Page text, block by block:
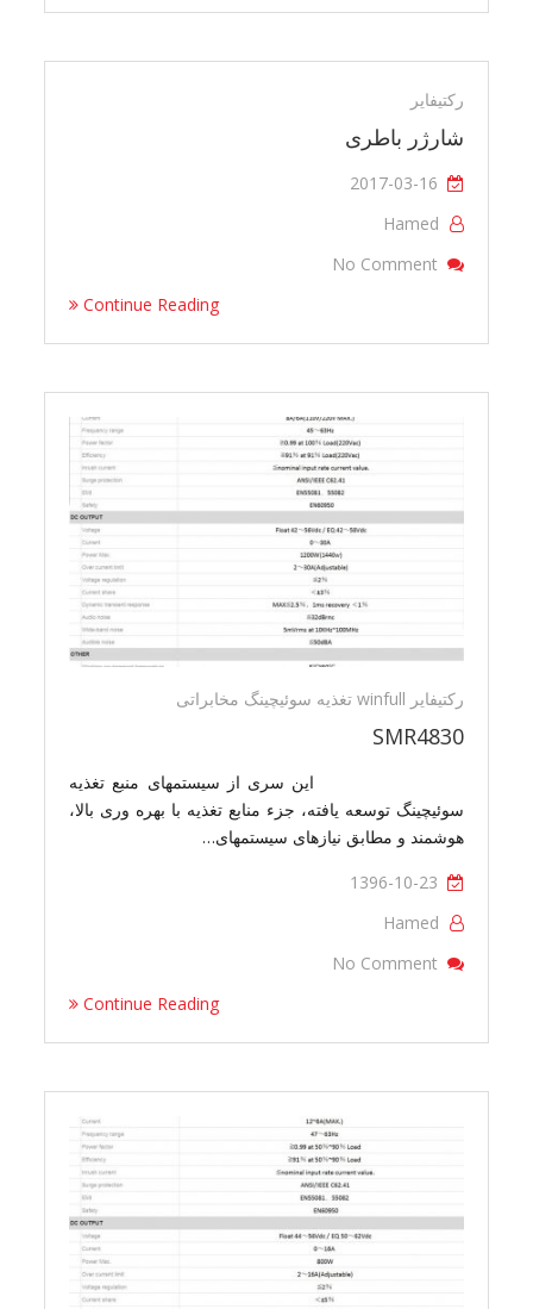
رکتیفایر
شارژر باطری
2017-03-16
Hamed
No Comment
Continue Reading
رکتیفایر winfull تغذیه سوئیچینگ مخابراتی
SMR4830
این سری از سیستمهای منبع تغذیه
سوئیچینگ توسعه یافته، جزء منابع تغذیه با بهره وری بالا،
هوشمند و مطابق نیازهای سیستمهای…
1396-10-23
Hamed
No Comment
Continue Reading